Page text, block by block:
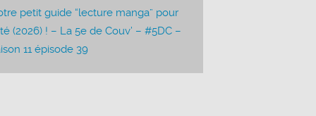
petit guide “lecture manga” pour
(2026) ! – La 5e de Couv’ – #5DC –
11 épisode 39